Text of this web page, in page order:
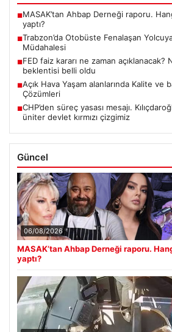
■MASAK’tan Ahbap Derneği raporu.
yaptı?
■Trabzon’da Otobüste Fenalaşan
Müdahalesi
■FED faiz kararı ne zaman açıklanacak?
beklentisi belli oldu
■Açık Hava Yaşam alanlarında Kalite ve
Çözümleri
■CHP’den süreç yasası mesajı.
üniter devlet kırmızı çizgimiz
Güncel
06/08/2026
MASAK’tan Ahbap Derneği raporu.
yaptı?